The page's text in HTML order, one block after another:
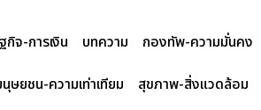
กิจ-การเงิน บทความ กองทัพ-ความมั่นคง
ษยชน-ความเท่าเทียม สุขภาพ-สิ่งแวดล้อม